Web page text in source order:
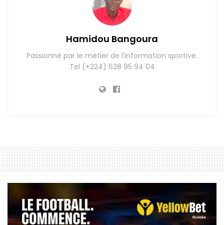
Hamidou Bangoura
Passionné par le métier de l'information sportive.
Tel (+224) 628 95 94 04